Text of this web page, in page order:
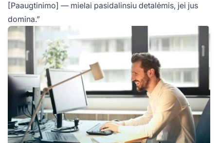
[Paaugtinimo] — mielai pasidalinsiu detalėmis, jei jus
domina.”